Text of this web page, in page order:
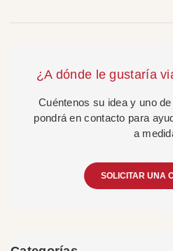
¿A dónde le gustaría
Cuéntenos su idea y uno
pondrá en contacto para
a
SOLICITAR UNA